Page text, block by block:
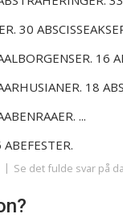
30
16
18
...
Se det fulde svar på